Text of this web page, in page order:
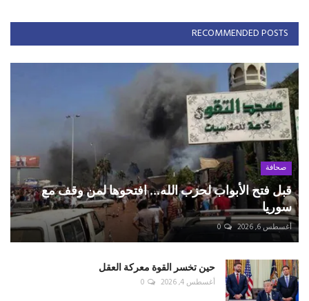
RECOMMENDED POSTS
صحافة
قبل فتح الأبواب لحزب الله... افتحوها لمن وقف مع
سوريا
أغسطس 6, 2026 0
حين تخسر القوة معركة العقل
أغسطس 4, 2026 0